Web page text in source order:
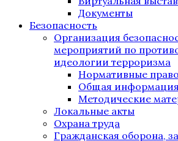
Документы
Безопасность
Организация
мероприятий по
идеологии терроризма
Нормативные
Общая информация
Методические
Локальные акты
Охрана труда
Гражданская оборона,